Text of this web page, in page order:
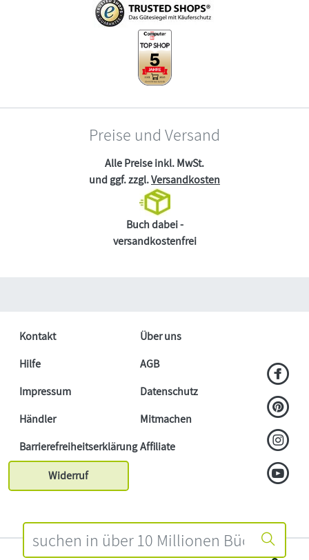
Preise und Versand
Alle Preise inkl. MwSt.
und ggf. zzgl.Versandkosten
Buch dabei -
versandkostenfrei
Kontakt
Über uns
Hilfe
AGB
Impressum
Datenschutz
Händler
Mitmachen
BarrierefreiheitserklärungAffiliate
Widerruf